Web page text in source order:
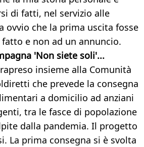
di fatti, nel servizio alle
ovvio che la prima uscita fosse
e non ad un annuncio.
'Non siete soli'...
insieme alla Comunità
che prevede la consegna
a domicilio ad anziani
tra le fasce di popolazione
dalla pandemia. Il progetto
La prima consegna si è svolta